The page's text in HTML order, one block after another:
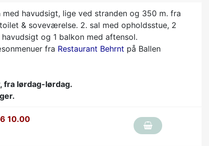
havudsigt, lige ved stranden og 350 m. fra
& soveværelse. 2. sal med opholdsstue, 2
og 1 balkon med aftensol.
fra Restaurant Behrnt på Ballen
fra lørdag-lørdag.
10.00